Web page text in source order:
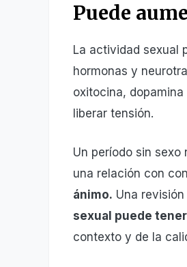
Puede
La actividad sexual
hormonas y
oxitocina,
liberar tensión.
Un período sin
una relación con
ánimo. Una
sexual puede
contexto y de la